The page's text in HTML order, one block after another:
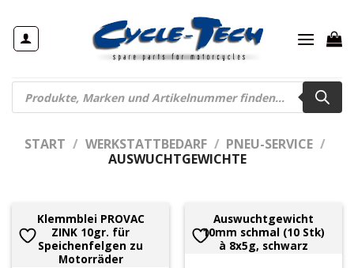
Inhalt
springen
Products
search
START / WERKSTATTBEDARF / PNEU-SERVICE /
AUSWUCHTGEWICHTE
Klemmblei PROVAC
ZINK 10gr. für
Speichenfelgen zu
Motorräder
Auswuchtgewicht
10mm schmal (10 Stk)
à 8x5g, schwarz